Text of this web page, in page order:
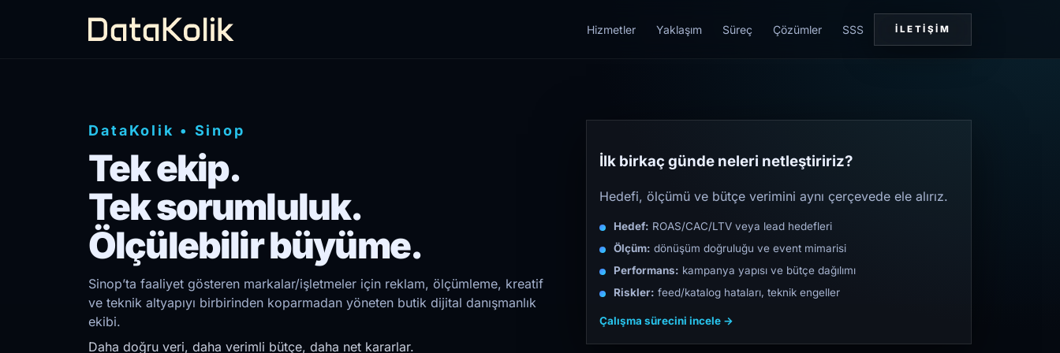
Hizmetler Yaklaşım Süreç Çözümler SSS İLETIŞIM
DataKolik • Sinop
Tek ekip.
Tek sorumluluk.
Ölçülebilir büyüme.
Sinop’ta faaliyet gösteren markalar/işletmeler için reklam, ölçümleme, kreatif
ve teknik altyapıyı birbirinden koparmadan yöneten butik dijital danışmanlık
ekibi.
Daha doğru veri, daha verimli bütçe, daha net kararlar.
İlk birkaç günde neleri netleştiririz?
Hedefi, ölçümü ve bütçe verimini aynı çerçevede ele alırız.
Hedef: ROAS/CAC/LTV veya lead hedefleri
Ölçüm: dönüşüm doğruluğu ve event mimarisi
Performans: kampanya yapısı ve bütçe dağılımı
Riskler: feed/katalog hataları, teknik engeller
Çalışma sürecini incele →